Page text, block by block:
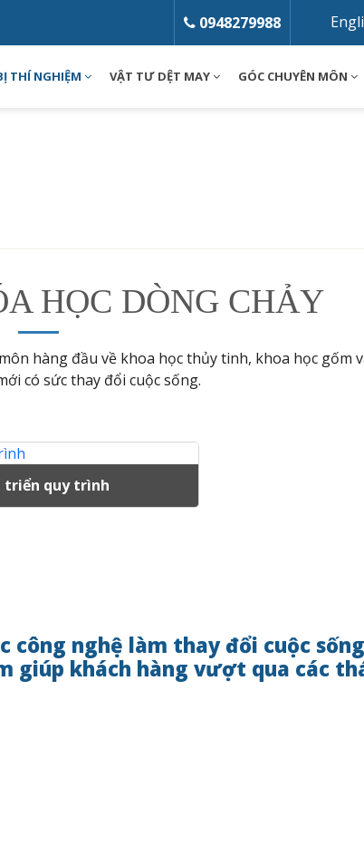
0948279988
THÍ NGHIỆM VẬT TƯ DỆT MAY GÓC CHUYÊN MÔN
HỌC DÒNG CHẢY
hàng đầu về khoa học thủy tinh, khoa học gốm
có sức thay đổi cuộc sống.
triển quy trình
công nghệ làm thay đổi cuộc
giúp khách hàng vượt qua các